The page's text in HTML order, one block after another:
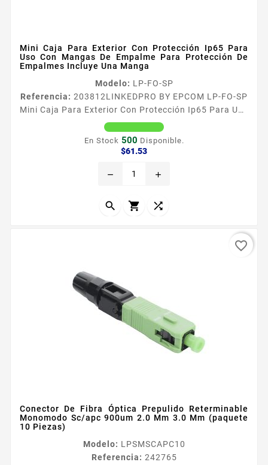
Mini Caja Para Exterior Con Protección Ip65 Para
Uso Con Mangas De Empalme Para Protección De
Empalmes Incluye Una Manga
Modelo: LP-FO-SP
Referencia: 203812LINKEDPRO BY EPCOM LP-FO-SP
Mini Caja Para Exterior Con Protección Ip65 Para Uso
Con Mangas De Empalme Para Protección De
Empalmes Incluye Una Manga La mini cajas para
exterior de Linkedpro son ideales para resguardar los
uso de acopladores o por fusioacuten uso
Aplicaciones Aplicaciones FTTH...
En Stock 500 Disponible.
$61.53Precio
remove add
  
Conector De Fibra Óptica Prepulido Reterminable
Monomodo Sc/apc 900um 2.0 Mm 3.0 Mm (paquete
10 Piezas)
Modelo: LPSMSCAPC10
Referencia: 242765
favorite_border